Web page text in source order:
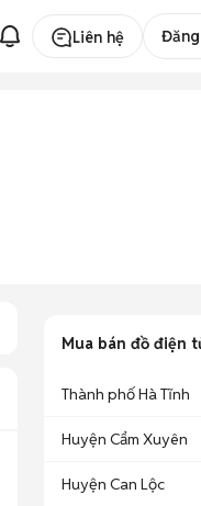
Liên hệ
Mua bán đồ điện
Thành phố Hà Tĩnh
Huyện Cẩm Xuyên
Huyện Can Lộc